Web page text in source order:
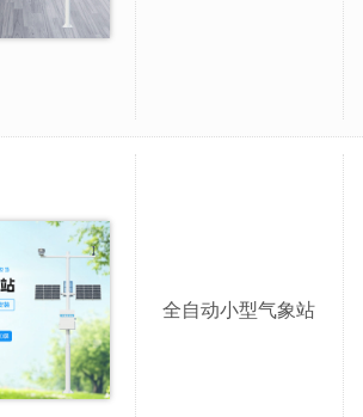
全自动小型气象站